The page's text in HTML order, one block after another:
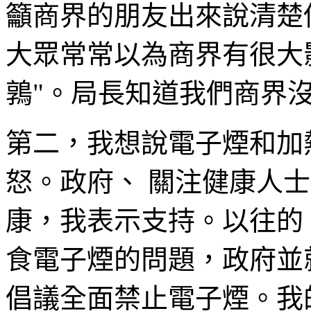
籲商界的朋友出來說清
大眾常常以為商界有很
鶉"。局長知道我們商界
第二，我想說電子煙和
怒。政府、 關注健康人
康，我表示支持。以往
食電子煙的問題，政府
倡議全面禁止電子煙。